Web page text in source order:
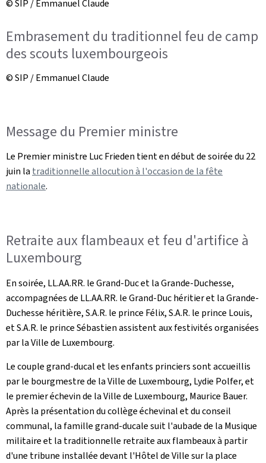
© SIP / Emmanuel Claude
Embrasement du traditionnel feu de camp
des scouts luxembourgeois
© SIP / Emmanuel Claude
Message du Premier ministre
Le Premier ministre Luc Frieden tient en début de soirée du 22
juin la traditionnelle allocution à l'occasion de la fête
nationale.
Retraite aux flambeaux et feu d'artifice à
Luxembourg
En soirée, LL.AA.RR. le Grand-Duc et la Grande-Duchesse,
accompagnées de LL.AA.RR. le Grand-Duc héritier et la Grande-
Duchesse héritière, S.A.R. le prince Félix, S.A.R. le prince Louis,
et S.A.R. le prince Sébastien assistent aux festivités organisées
par la Ville de Luxembourg.
Le couple grand-ducal et les enfants princiers sont accueillis
par le bourgmestre de la Ville de Luxembourg, Lydie Polfer, et
le premier échevin de la Ville de Luxembourg, Maurice Bauer.
Après la présentation du collège échevinal et du conseil
communal, la famille grand-ducale suit l'aubade de la Musique
militaire et la traditionnelle retraite aux flambeaux à partir
d'une tribune installée devant l'Hôtel de Ville sur la place